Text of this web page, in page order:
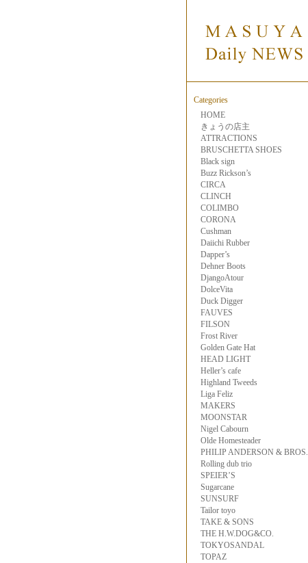
Categories
HOME
きょうの店主
ATTRACTIONS
BRUSCHETTA SHOES
Black sign
Buzz Rickson’s
CIRCA
CLINCH
COLIMBO
CORONA
Cushman
Daiichi Rubber
Dapper’s
Dehner Boots
DjangoAtour
DolceVita
Duck Digger
FAUVES
FILSON
Frost River
Golden Gate Hat
HEAD LIGHT
Heller’s cafe
Highland Tweeds
Liga Feliz
MAKERS
MOONSTAR
Nigel Cabourn
Olde Homesteader
PHILIP ANDERSON & BROS.
Rolling dub trio
SPEIER’S
Sugarcane
SUNSURF
Tailor toyo
TAKE & SONS
THE H.W.DOG&CO.
TOKYOSANDAL
TOPAZ